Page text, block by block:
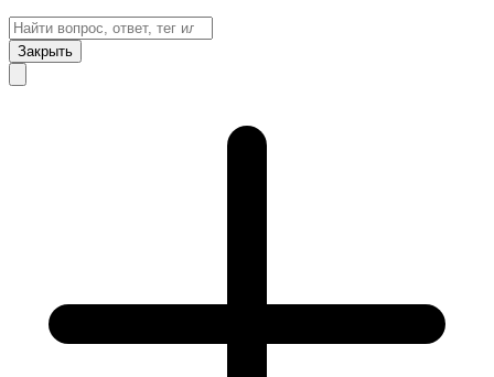
Закрыть